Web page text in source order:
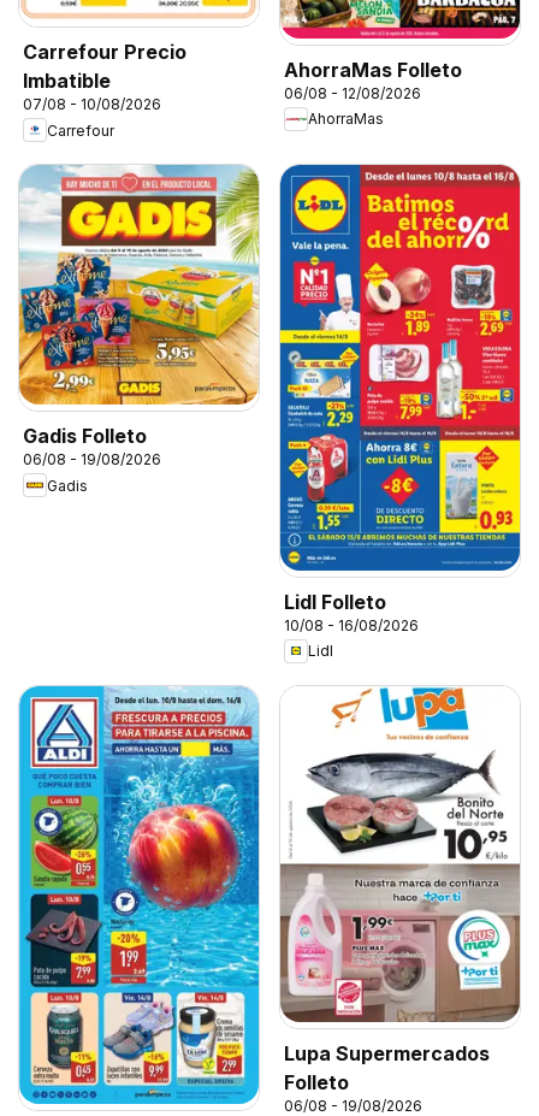
Carrefour Precio
Imbatible
07/08 - 10/08/2026
Carrefour
AhorraMas Folleto
06/08 - 12/08/2026
AhorraMas
Gadis Folleto
06/08 - 19/08/2026
Gadis
Lidl Folleto
10/08 - 16/08/2026
Lidl
Lupa Supermercados
Folleto
06/08 - 19/08/2026